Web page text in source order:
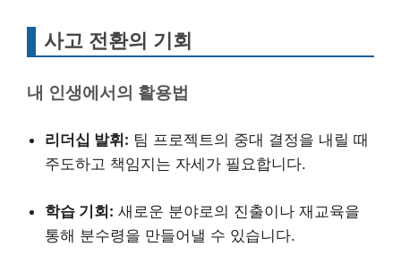
사고 전환의 기회
내 인생에서의 활용법
리더십 발휘: 팀 프로젝트의 중대 결정을 내릴 때
주도하고 책임지는 자세가 필요합니다.
학습 기회: 새로운 분야로의 진출이나 재교육을
통해 분수령을 만들어낼 수 있습니다.